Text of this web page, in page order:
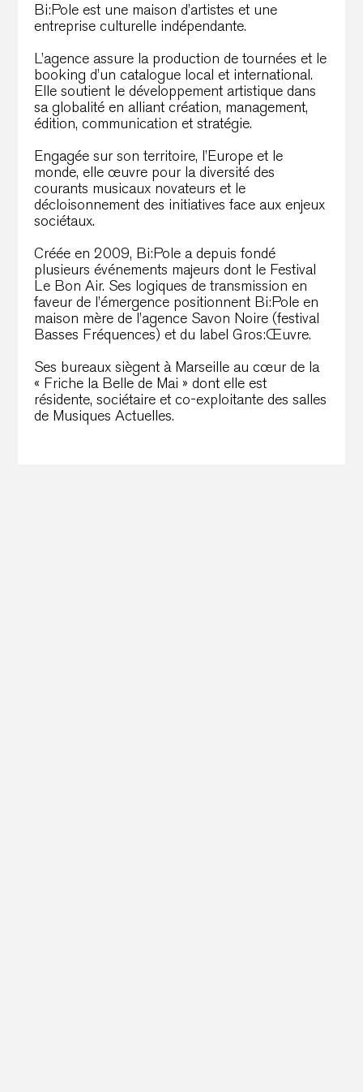
Bi:Pole est une maison d’artistes et une
entreprise culturelle indépendante.
L’agence assure la production de tournées et le
booking d’un catalogue local et international.
Elle soutient le développement artistique dans
sa globalité en alliant création, management,
édition, communication et stratégie.
Engagée sur son territoire, l’Europe et le
monde, elle œuvre pour la diversité des
courants musicaux novateurs et le
décloisonnement des initiatives face aux enjeux
sociétaux.
Créée en 2009, Bi:Pole a depuis fondé
plusieurs événements majeurs dont le Festival
Le Bon Air. Ses logiques de transmission en
faveur de l’émergence positionnent Bi:Pole en
maison mère de l’agence Savon Noire (festival
Basses Fréquences) et du label Gros:Œuvre.
Ses bureaux siègent à Marseille au cœur de la
« Friche la Belle de Mai » dont elle est
résidente, sociétaire et co-exploitante des salles
de Musiques Actuelles.